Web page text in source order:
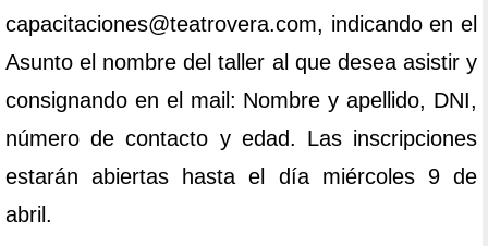
capacitaciones@teatrovera.com, indicando en el
Asunto el nombre del taller al que desea asistir y
consignando en el mail: Nombre y apellido, DNI,
número de contacto y edad. Las inscripciones
estarán abiertas hasta el día miércoles 9 de
abril.